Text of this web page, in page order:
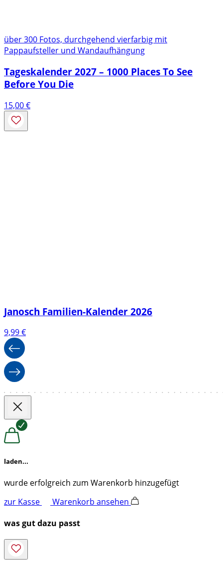
über 300 Fotos, durchgehend vierfarbig mit
Pappaufsteller und Wandaufhängung
Tageskalender 2027 – 1000 Places To See
Before You Die
15,00€
Janosch Familien-Kalender 2026
9,99€
laden...
wurde erfolgreich zum Warenkorb hinzugefügt
zur Kasse
Warenkorb ansehen
was gut dazu passt